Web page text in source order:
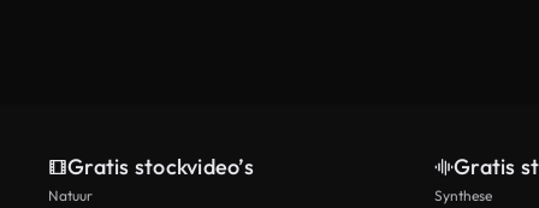
Gratis stockvideo’s
Natuur
Gratis
Synthese